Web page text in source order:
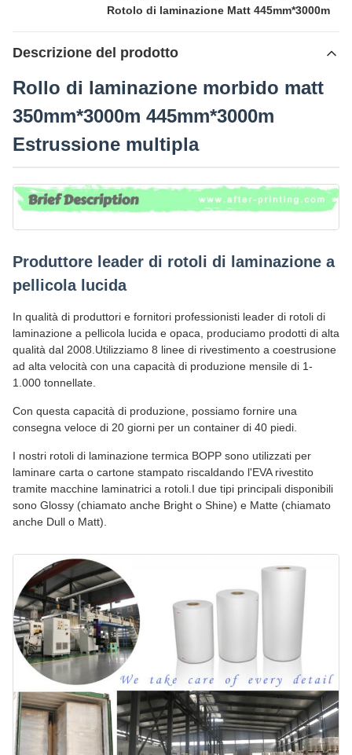
Rotolo di laminazione Matt 445mm*3000m
Descrizione del prodotto
Rollo di laminazione morbido matt
350mm*3000m 445mm*3000m
Estrussione multipla
Produttore leader di rotoli di laminazione a
pellicola lucida
In qualità di produttori e fornitori professionisti leader di rotoli di
laminazione a pellicola lucida e opaca, produciamo prodotti di alta
qualità dal 2008.Utilizziamo 8 linee di rivestimento a coestrusione
ad alta velocità con una capacità di produzione mensile di 1-
1.000 tonnellate.
Con questa capacità di produzione, possiamo fornire una
consegna veloce di 20 giorni per un container di 40 piedi.
I nostri rotoli di laminazione termica BOPP sono utilizzati per
laminare carta o cartone stampato riscaldando l'EVA rivestito
tramite macchine laminatrici a rotoli.I due tipi principali disponibili
sono Glossy (chiamato anche Bright o Shine) e Matte (chiamato
anche Dull o Matt).